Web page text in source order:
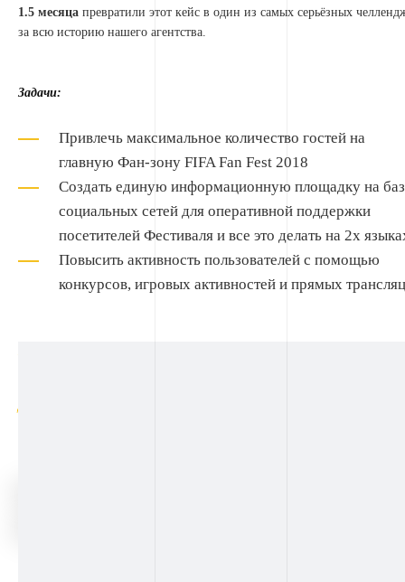
1.5 месяца превратили этот кейс в один из самых серьёзных
за всю историю нашего агентства.
Задачи:
Привлечь максимальное количество гостей на
главную Фан-зону FIFA Fan Fest 2018
Создать единую информационную площадку на
социальных сетей для оперативной поддержки
посетителей Фестиваля и все это делать на 2х
Повысить активность пользователей с помощью
конкурсов, игровых активностей и прямых